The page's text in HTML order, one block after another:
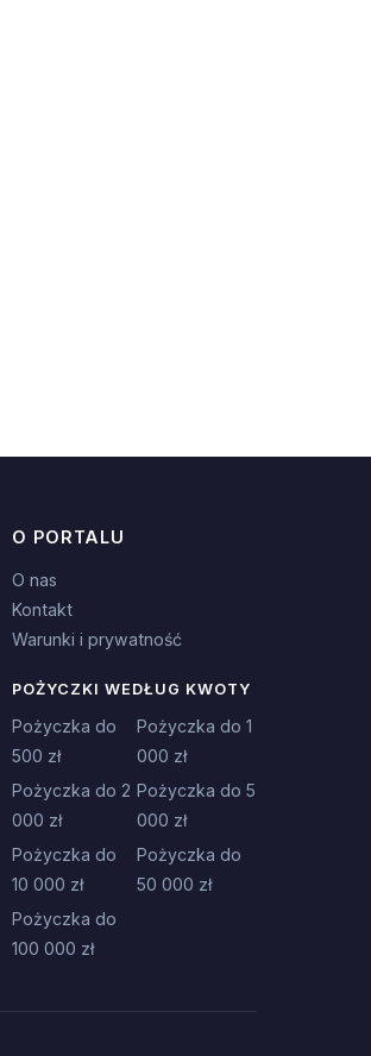
O PORTALU
O nas
Kontakt
Warunki i prywatność
POŻYCZKI WEDŁUG KWOTY
Pożyczka do
500 zł
Pożyczka do 1
000 zł
Pożyczka do 2
000 zł
Pożyczka do 5
000 zł
Pożyczka do
10 000 zł
Pożyczka do
50 000 zł
Pożyczka do
100 000 zł